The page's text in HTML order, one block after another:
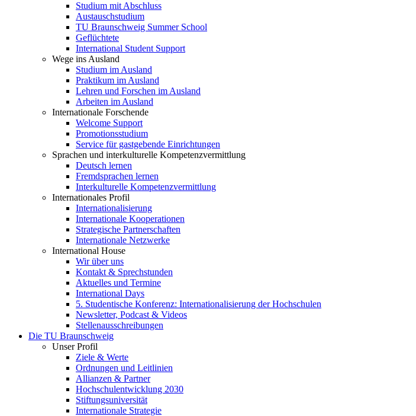
Studium mit Abschluss
Austauschstudium
TU Braunschweig Summer School
Geflüchtete
International Student Support
Wege ins Ausland
Studium im Ausland
Praktikum im Ausland
Lehren und Forschen im Ausland
Arbeiten im Ausland
Internationale Forschende
Welcome Support
Promotionsstudium
Service für gastgebende Einrichtungen
Sprachen und interkulturelle Kompetenzvermittlung
Deutsch lernen
Fremdsprachen lernen
Interkulturelle Kompetenzvermittlung
Internationales Profil
Internationalisierung
Internationale Kooperationen
Strategische Partnerschaften
Internationale Netzwerke
International House
Wir über uns
Kontakt & Sprechstunden
Aktuelles und Termine
International Days
5. Studentische Konferenz: Internationalisierung der Hochschulen
Newsletter, Podcast & Videos
Stellenausschreibungen
Die TU Braunschweig
Unser Profil
Ziele & Werte
Ordnungen und Leitlinien
Allianzen & Partner
Hochschulentwicklung 2030
Stiftungsuniversität
Internationale Strategie